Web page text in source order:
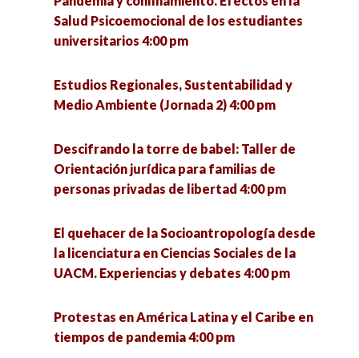
la educación popular 5:00 pm
¿Qué se investiga hoy en un doctorado en
Seminario «La utopía política» (1a sesión) 6:00
VII Jornadas de Políticas Públicas ante los
desafíos urbanos. Riesgos, cultura y
La Guerra de Florencia 5:00 pm
y paradigmas educativos. 5:00 pm
del modelo de reinserción social en el CERESO
Hermosillo I 5:00 pm
retrospectiva desde México prehispánico
perspectiva hasta la 4T. 5:00 pm
ciencias sociales? 5:00 pm
Salud Psicoemocional de los estudiantes
universitarios 4:00 pm
Estudios Regionales, Sustentabilidad y
Medio Ambiente (Jornada 2) 4:00 pm
Descifrando la torre de babel: Taller de
Orientación jurídica para familias de
personas privadas de libertad 4:00 pm
El quehacer de la Socioantropología desde
la licenciatura en Ciencias Sociales de la
UACM. Experiencias y debates 4:00 pm
Protestas en América Latina y el Caribe en
tiempos de pandemia 4:00 pm